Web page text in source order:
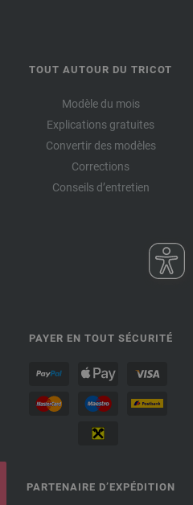
TOUT AUTOUR DU TRICOT
Modèle du mois
Explications gratuites
Convertir des modèles
Corrections
Conseils d’entretien
PAYER EN TOUT SÉCURITÉ
PARTENAIRE D’EXPÉDITION